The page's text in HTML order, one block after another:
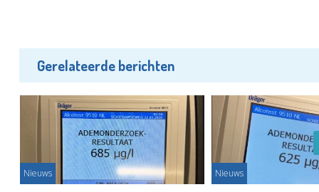
Gerelateerde berichten
Nieuws Nieuws